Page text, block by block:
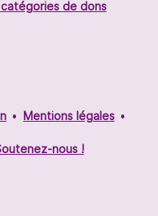
catégories de dons
Mentions légales
nous !